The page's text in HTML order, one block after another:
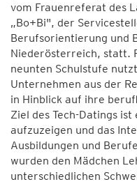
vom Frauenreferat des
„Bo+Bi", der
Berufsorientierung und
Niederösterreich, statt.
neunten Schulstufe
Unternehmen aus der
in Hinblick auf ihre
Ziel des Tech-Datings
aufzuzeigen und das
Ausbildungen und
wurden den Mädchen
unterschiedlichen